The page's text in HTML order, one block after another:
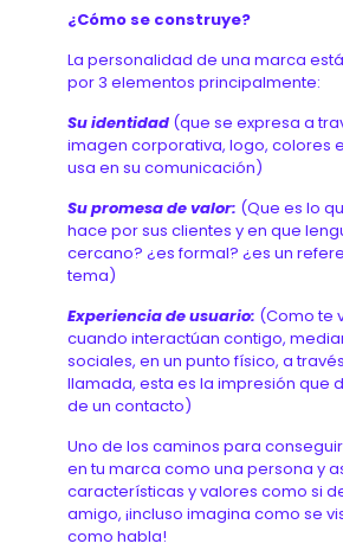
¿Cómo se construye?
La personalidad de una marca
por 3 elementos principalmente:
Su identidad(que se expresa a
imagen corporativa, logo, colores
usa en su comunicación)
Su promesa de valor: (Que es lo
hace por sus clientes y en que
cercano? ¿es formal? ¿es un
tema)
Experiencia de usuario: (Como te
cuando interactúan contigo,
sociales, en un punto físico, a
llamada, esta es la impresión que
de un contacto)
Uno de los caminos para
en tu marca como una persona y
características y valores como si
amigo, ¡incluso imagina como se
como habla!